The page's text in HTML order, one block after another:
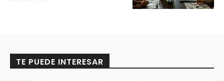
TE PUEDE INTERESAR